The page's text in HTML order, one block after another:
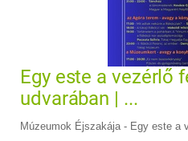
Egy este a vezérlő
udvarában | ...
Múzeumok Éjszakája - Egy este a